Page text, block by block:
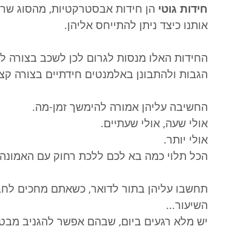
חידות גוטי הן חידות אבסטרקטיות, מהסוג
אותנו כיצד ניתן להתייחס אליהן.
החידות האלו מנסות לגרום לכן לשכב
הגבות ולהתבונן באלמנטים חידתיים בצורה
החשיבה עליהן אמורה להימשך זמן-מה.
אולי שעה, אולי שעתיים.
אולי יותר.
הכל תלוי כמה בא לכם ללכת רחוק עם
תחשבו עליהן בתור לדואר, כשאתם מחכים
השיעור...
יש מלא רגעים ביום, שבהם אפשר להגניב